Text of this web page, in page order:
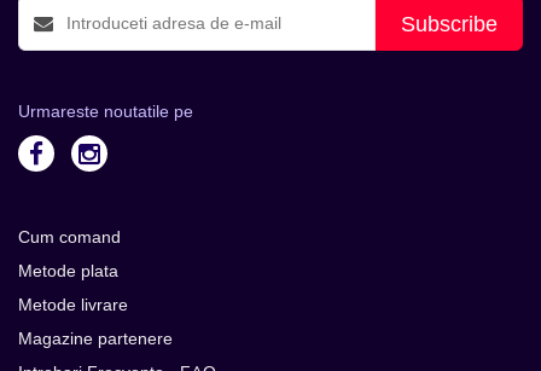
Subscribe
Urmareste noutatile pe
Cum comand
Metode plata
Metode livrare
Magazine partenere